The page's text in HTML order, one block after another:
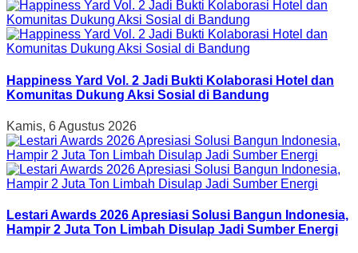
Happiness Yard Vol. 2 Jadi Bukti Kolaborasi Hotel dan
Komunitas Dukung Aksi Sosial di Bandung
Kamis, 6 Agustus 2026
Lestari Awards 2026 Apresiasi Solusi Bangun Indonesia,
Hampir 2 Juta Ton Limbah Disulap Jadi Sumber Energi